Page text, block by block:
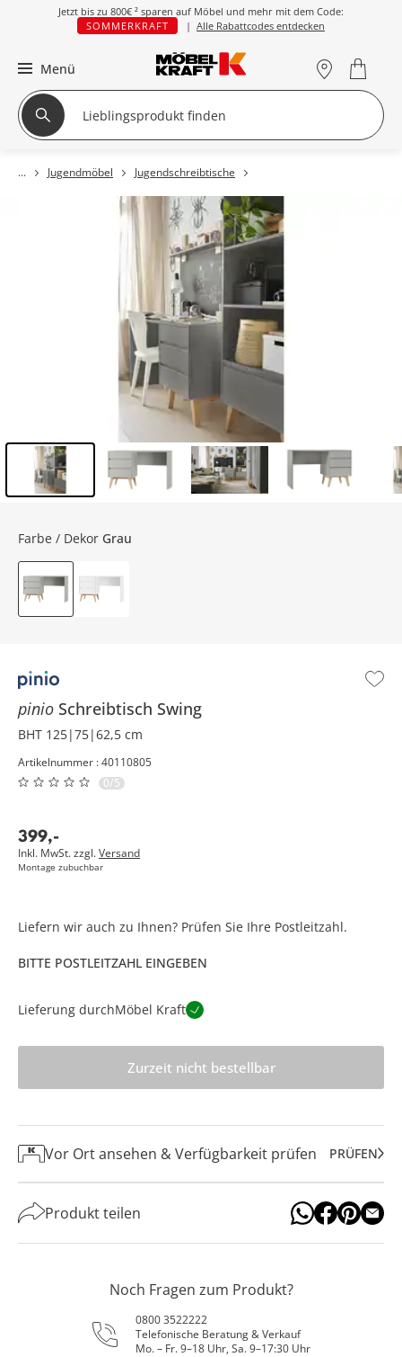
Jetzt bis zu 800€ ² sparen auf Möbel und mehr mit dem Code:
SOMMERKRAFT
| Alle Rabattcodes entdecken
Menü
Jugendmöbel Jugendschreibtische
pinio Schreibtisch Swing
BHT 125|75|62,5 cm
Artikelnummer : 40110805
0/5
399,-
Inkl. MwSt. zzgl.Versand
Montage zubuchbar
Farbe / Dekor Grau
Liefern wir auch zu Ihnen? Prüfen Sie Ihre Postleitzahl.
BITTE POSTLEITZAHL EINGEBEN
Lieferung durchMöbel Kraft
Zurzeit nicht bestellbar
Vor Ort ansehen & Verfügbarkeit prüfen PRÜFEN
Produkt teilen
Noch Fragen zum Produkt?
0800 3522222
Telefonische Beratung & Verkauf
Mo. – Fr. 9–18 Uhr, Sa. 9–17:30 Uhr